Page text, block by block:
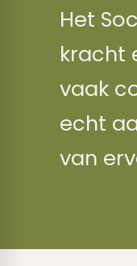
Het
kracht
vaak
echt
van